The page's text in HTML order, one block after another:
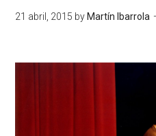
21 abril, 2015 by Martín Ibarrola